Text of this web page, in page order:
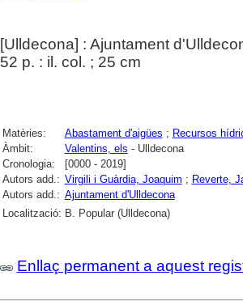
[Ulldecona] : Ajuntament
52 p. : il. col. ; 25 cm
Matèries: Abastament d'aigües ; Recursos
Àmbit:
Valentins, els - Ulldecona
Cronologia:
[0000 - 2019]
Autors add.: Virgili i Guàrdia, Joaquim ; Reverte,
Autors add.: Ajuntament d'Ulldecona
Localització: B. Popular (Ulldecona)
Enllaç permanent a aquest